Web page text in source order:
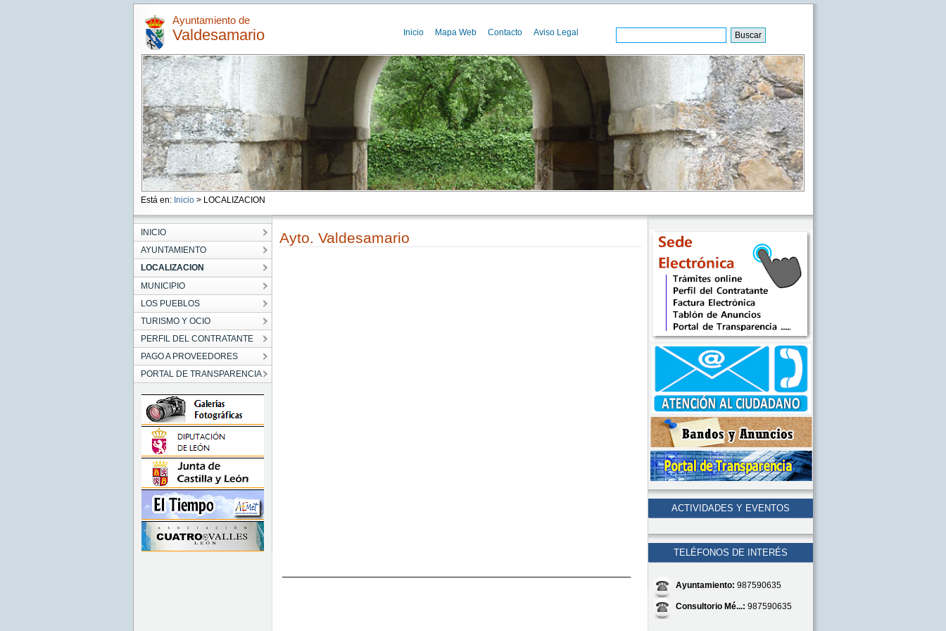
Ayuntamiento de
Valdesamario Inicio Mapa Web Contacto Aviso Legal
Está en: Inicio > LOCALIZACION
INICIO
AYUNTAMIENTO
LOCALIZACION
MUNICIPIO
LOS PUEBLOS
TURISMO Y OCIO
PERFIL DEL CONTRATANTE
PAGO A PROVEEDORES
PORTAL DE TRANSPARENCIA
Ayto. Valdesamario
───────────────────────────────────────────────────────
ACTIVIDADES Y EVENTOS
TELÉFONOS DE INTERÉS
Ayuntamiento: 987590635
Consultorio Mé...: 987590635